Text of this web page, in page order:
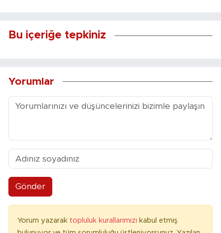
Bu içeriğe tepkiniz
Yorumlar
Gönder
Yorum yazarak topluluk kurallarımızı kabul etmiş